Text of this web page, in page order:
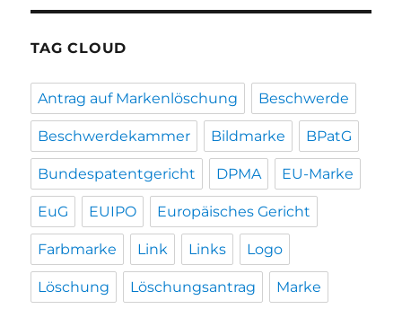
TAG CLOUD
Antrag auf Markenlöschung Beschwerde
Beschwerdekammer Bildmarke BPatG
Bundespatentgericht DPMA EU-Marke
EuG EUIPO Europäisches Gericht
Farbmarke Link Links Logo
Löschung Löschungsantrag Marke